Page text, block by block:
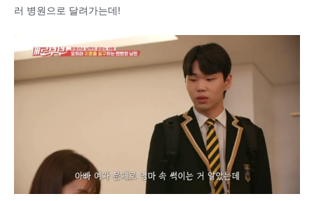
러 병원으로 달려가는데!